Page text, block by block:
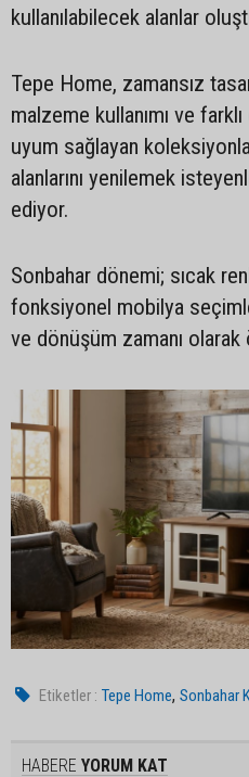
kullanılabilecek alanlar
Tepe Home, zamansız
malzeme kullanımı ve
uyum sağlayan
alanlarını yenilemek
ediyor.
Sonbahar dönemi; sıcak
fonksiyonel mobilya
ve dönüşüm zamanı olarak
Etiketler : Tepe Home,Sonbahar
HABERE YORUM KAT